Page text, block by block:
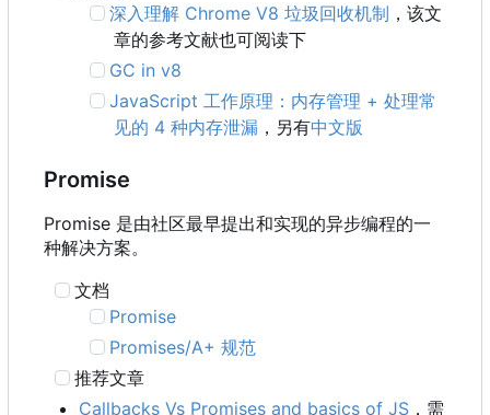
深入理解 Chrome V8 垃圾回收机制 ，该文
章的参考文献也可阅读下
GC in v8
JavaScript 工作原理：内存管理 + 处理常
见的 4 种内存泄漏 ，另有中文版
Promise
Promise 是由社区最早提出和实现的异步编程的一
种解决方案。
文档
Promise
Promises/A+ 规范
推荐文章
Callbacks Vs Promises and basics of JS ，需